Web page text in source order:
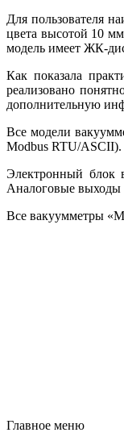
Для пользователя
цвета высотой 10
модель имеет ЖК-
Как показала
реализовано
дополнительную
Все модели
Modbus RTU/ASCII).
Электронный блок
Аналоговые выходы
Все вакуумметры
Главное меню